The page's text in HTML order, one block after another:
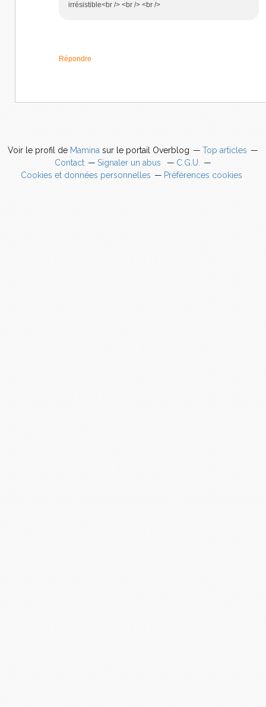
irrésistible<br /> <br /> <br />
Répondre
Voir le profil de Mamina sur le portail Overblog
Top articles
Contact
Signaler un abus
C.G.U.
Cookies et données personnelles
Préférences cookies